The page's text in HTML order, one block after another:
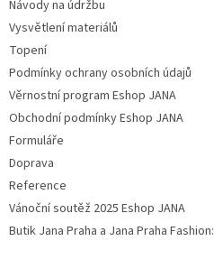
Návody na údržbu
Vysvětlení materiálů
Topení
Podmínky ochrany osobních údajů
Věrnostní program Eshop JANA
Obchodní podmínky Eshop JANA
Formuláře
Doprava
Reference
Vánoční soutěž 2025 Eshop JANA
Butik Jana Praha a Jana Praha Fashion: